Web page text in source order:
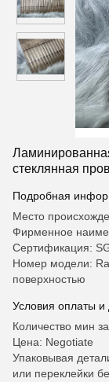
стеклянная
Подробная
Место
Фирменное
Сертификация:
Номер модели:
поверхностью
Условия оплаты и
Количество мин
Цена: Negotiate
Упаковывая
или переклейки